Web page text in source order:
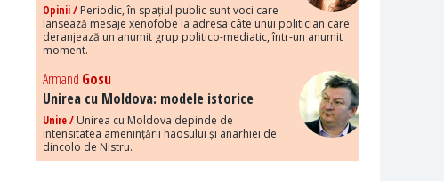
Opinii / Periodic, în spațiul public sunt voci care
lansează mesaje xenofobe la adresa câte unui politician care
deranjează un anumit grup politico-mediatic, într-un anumit
moment.
Armand Gosu
Unirea cu Moldova: modele istorice
Unire / Unirea cu Moldova depinde de
intensitatea amenințării haosului și anarhiei de
dincolo de Nistru.